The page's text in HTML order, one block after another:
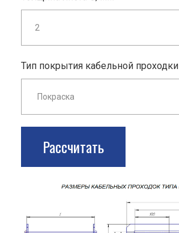
Тип покрытия кабельной проходки
Рассчитать